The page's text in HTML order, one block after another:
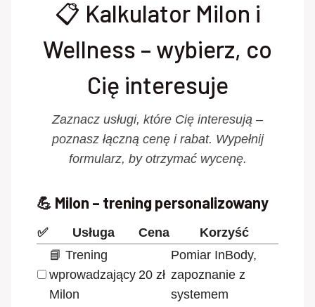
📋 Kalkulator Milon i
Wellness – wybierz, co
Cię interesuje
Zaznacz usługi, które Cię interesują –
poznasz łączną cenę i rabat. Wypełnij
formularz, by otrzymać wycenę.
💪 Milon – trening personalizowany
✅ Usługa Cena
Korzyść
📘 Trening
wprowadzający
Milon
20 zł
Pomiar InBody,
zapoznanie z
systemem